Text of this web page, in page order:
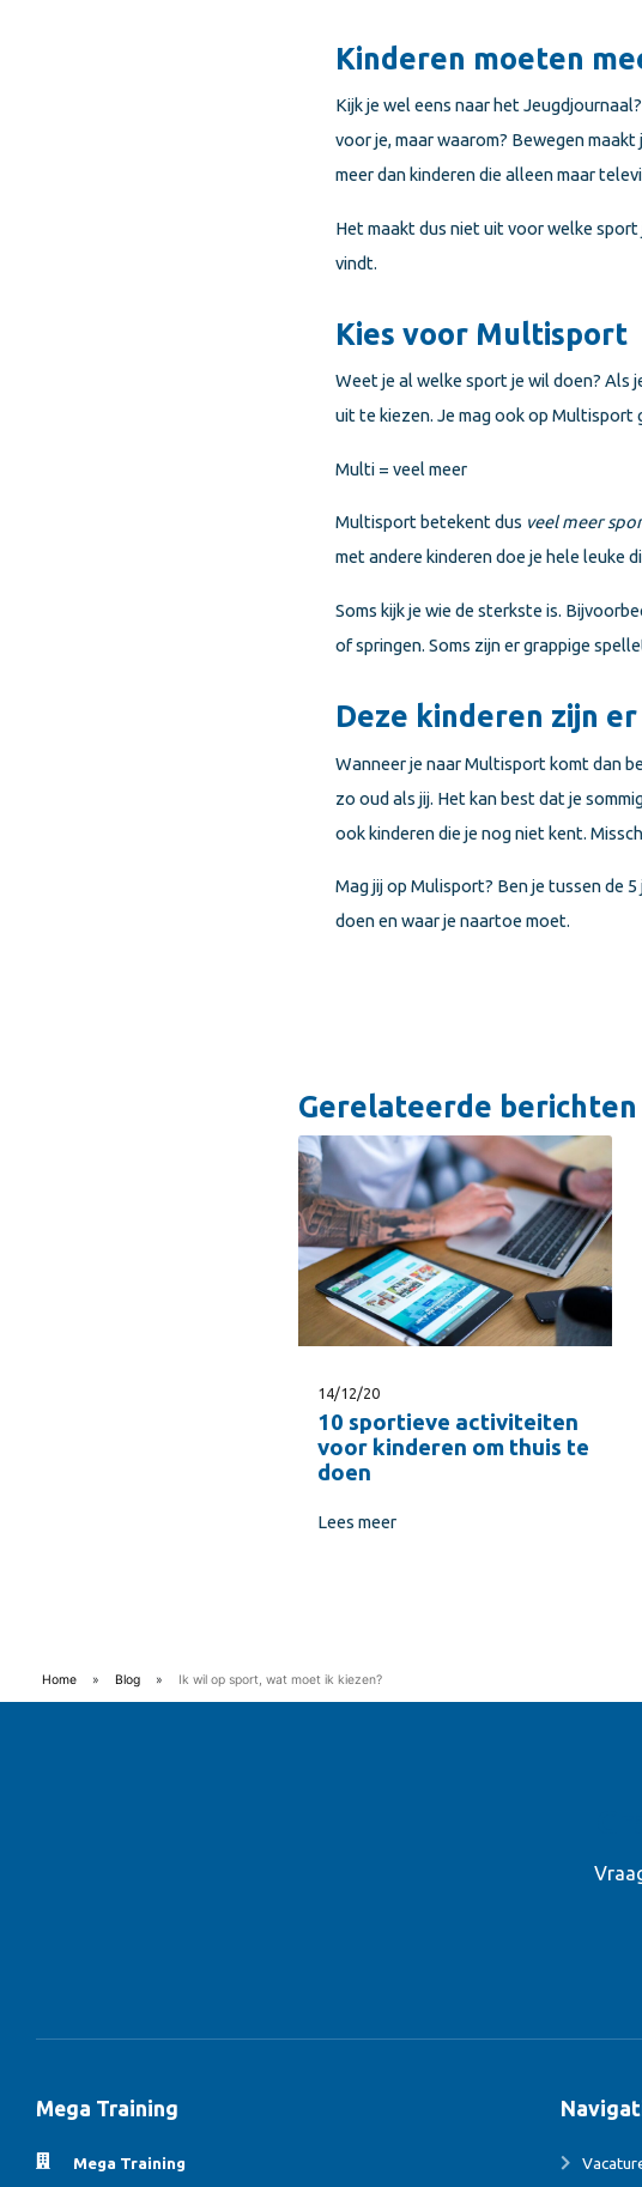
Kinderen moeten
Kijk je wel eens naar het
voor je, maar waarom? Bewegen
meer dan kinderen die alleen maar
Het maakt dus niet uit voor welke
vindt.
Kies voor Multisport
Weet je al welke sport je wil doen? Als
uit te kiezen. Je mag ook op
Multi = veel meer
Multisport betekent dus veel meer
met andere kinderen doe je hele leuke
Soms kijk je wie de sterkste is.
of springen. Soms zijn er grappige
Deze kinderen zijn
Wanneer je naar Multisport komt dan
zo oud als jij. Het kan best dat je
ook kinderen die je nog niet kent.
Mag jij op Mulisport? Ben je tussen de
doen en waar je naartoe moet.
Gerelateerde berichten
14/12/20
10 sportieve activiteiten
voor kinderen om thuis te
doen
Lees meer
Home » Blog » Ik wil op sport, wat moet ik kiezen?
Mega Training
Mega Training